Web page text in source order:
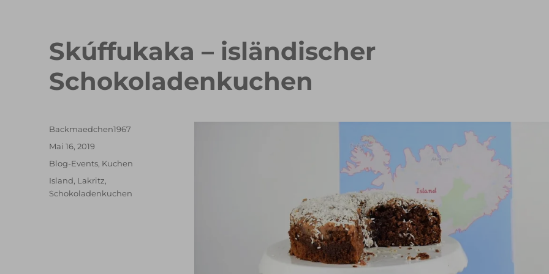
Skúffukaka – isländischer
Schokoladenkuchen
Autor
Backmaedchen1967
Veröffentlicht
am
Mai 16, 2019
Kategorien
Blog-Events, Kuchen
Schlagwörter
Island, Lakritz,
Schokoladenkuchen